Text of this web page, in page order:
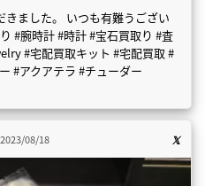
ました。 いつも有難うござい
#腕時計 #時計 #宝石買取り #査
#宅配買取キット #宅配買取 #
#アクアテラ #チューダー
2023/08/18